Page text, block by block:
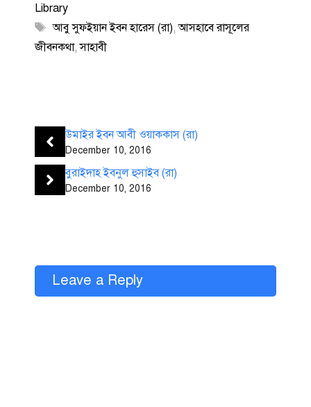
Library
Tags
আবু সুফইয়ান ইবন হারেস (রা),আসহাবে রাসূলের
জীবনকথা,সাহাবী
উমাইর ইবন আবী ওয়াককাস (রা)
December 10, 2016
বুরাইদাহ ইবনুল হুসাইব (রা)
December 10, 2016
Leave a Reply